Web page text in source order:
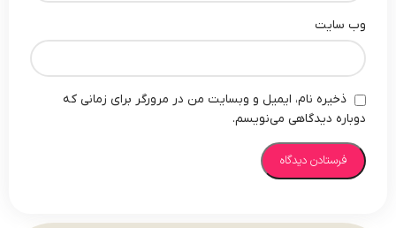
وب‌ سایت
ذخیره نام، ایمیل و وبسایت من در مرورگر برای زمانی که
دوباره دیدگاهی می‌نویسم.